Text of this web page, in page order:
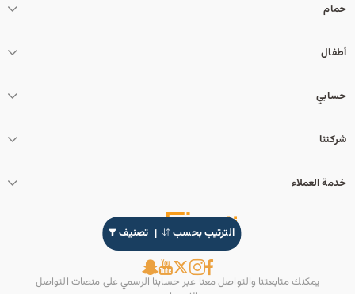
الترتيب بحسب تصنيف
حمام
أطفال
حسابي
شركتنا
خدمة العملاء
يمكنك متابعتنا والتواصل معنا عبر حسابنا الرسمي على منصات التواصل